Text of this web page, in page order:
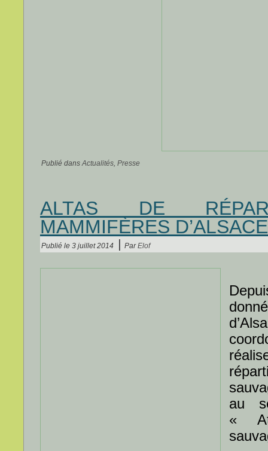
Publié dans Actualités, Presse
ALTAS DE
MAMMIFÈRES D’ALSACE
Publié le 3 juillet 2014 Par Elof
au
«